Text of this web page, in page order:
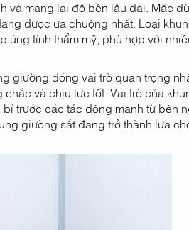
và mang lại độ bền lâu dài. Mặc
được ưa chuộng nhất. Loại
tính thẩm mỹ, phù hợp với
giường đóng vai trò quan trọng
và chịu lực tốt. Vai trò của
trước các tác động mạnh từ bên
giường sắt đang trở thành lựa